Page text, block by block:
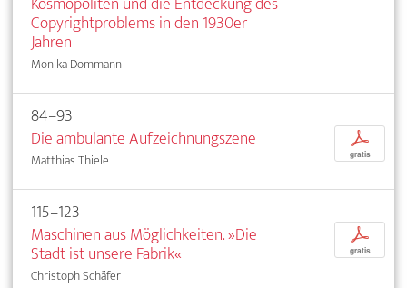
Copyrightproblems in den 1930er
Jahren
Monika Dommann
84–93
Die ambulante Aufzeichnungszene
Matthias Thiele
p
gratis
115–123
Maschinen aus Möglichkeiten. »Die
Stadt ist unsere Fabrik«
Christoph Schäfer
p
gratis